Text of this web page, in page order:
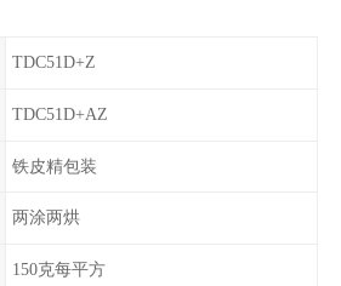
TDC51D+Z
TDC51D+AZ
铁皮精包装
两涂两烘
150克每平方